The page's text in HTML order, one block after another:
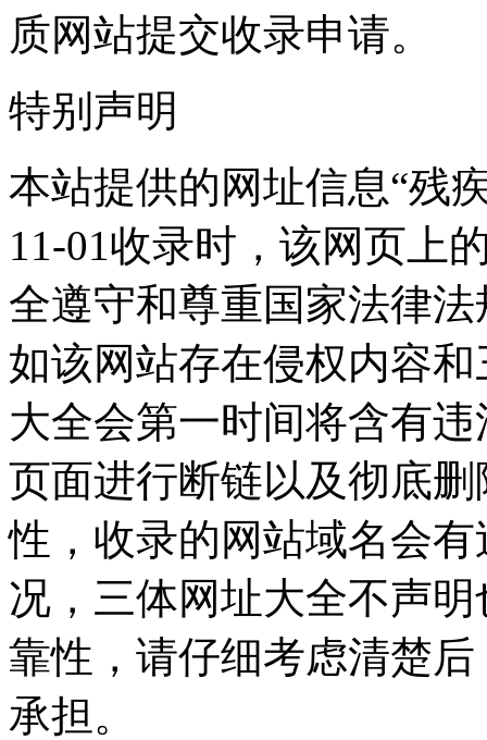
质网站提交收录申请。
特别声明
本站提供的网址信息“残
11-01收录时，该网页上
全遵守和尊重国家法律
如该网站存在侵权内容
大全会第一时间将含有
页面进行断链以及彻底
性，收录的网站域名会
况，三体网址大全不声
靠性，请仔细考虑清楚
承担。